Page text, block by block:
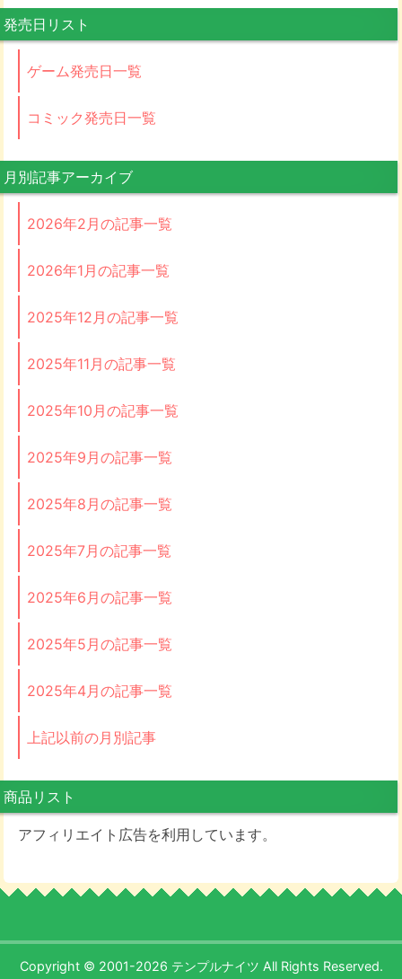
発売日リスト
ゲーム発売日一覧
コミック発売日一覧
月別記事アーカイブ
2026年2月の記事一覧
2026年1月の記事一覧
2025年12月の記事一覧
2025年11月の記事一覧
2025年10月の記事一覧
2025年9月の記事一覧
2025年8月の記事一覧
2025年7月の記事一覧
2025年6月の記事一覧
2025年5月の記事一覧
2025年4月の記事一覧
上記以前の月別記事
商品リスト
アフィリエイト広告を利用しています。
Copyright © 2001-2026 テンプルナイツ All Rights Reserved.